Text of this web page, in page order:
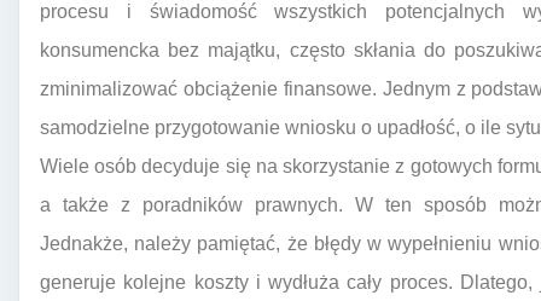
procesu i świadomość wszystkich potencjalnych
konsumencka bez majątku, często skłania do
zminimalizować obciążenie finansowe. Jednym z
samodzielne przygotowanie wniosku o upadłość, o ile
Wiele osób decyduje się na skorzystanie z gotowych
a także z poradników prawnych. W ten sposób
Jednakże, należy pamiętać, że błędy w wypełnieniu
generuje kolejne koszty i wydłuża cały proces.